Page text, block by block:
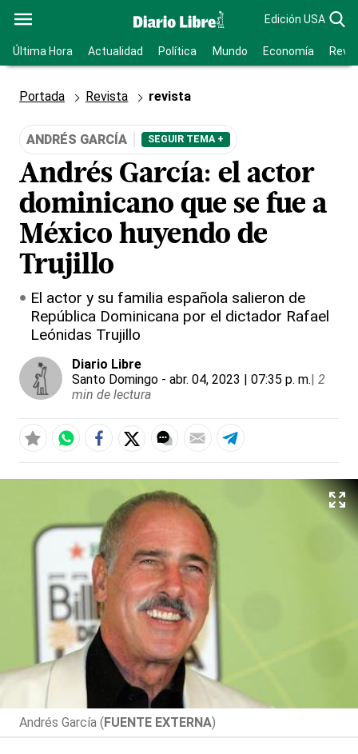
Edición USA
Última Hora Actualidad Política Mundo Economía
Portada Revista revista
ANDRÉS GARCÍA SEGUIR TEMA +
Andrés García: el actor
dominicano que se fue a
México huyendo de
Trujillo
El actor y su familia española salieron de
República Dominicana por el dictador Rafael
Leónidas Trujillo
Diario Libre
Santo Domingo - abr. 04, 2023 | 07:35 p. m.| 2
min de lectura
Andrés García (FUENTE EXTERNA)